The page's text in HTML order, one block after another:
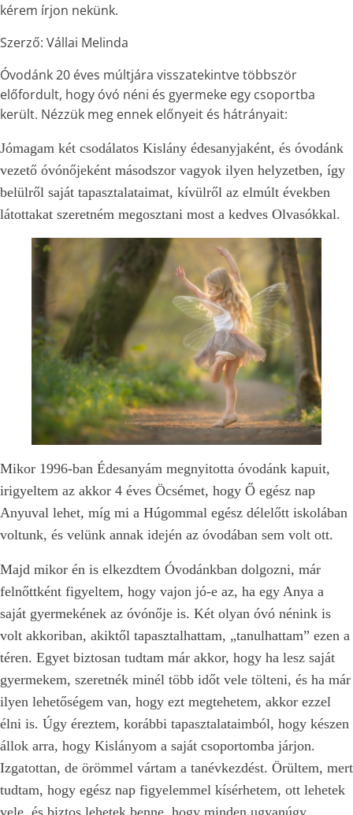
kérem írjon nekünk.
Szerző: Vállai Melinda
Óvodánk 20 éves múltjára visszatekintve többször
előfordult, hogy óvó néni és gyermeke egy csoportba
került. Nézzük meg ennek előnyeit és hátrányait:
Jómagam két csodálatos Kislány édesanyjaként, és óvodánk
vezető óvónőjeként másodszor vagyok ilyen helyzetben, így
belülről saját tapasztalataimat, kívülről az elmúlt években
látottakat szeretném megosztani most a kedves Olvasókkal.
Mikor 1996-ban Édesanyám megnyitotta óvodánk kapuit,
irigyeltem az akkor 4 éves Öcsémet, hogy Ő egész nap
Anyuval lehet, míg mi a Húgommal egész délelőtt iskolában
voltunk, és velünk annak idején az óvodában sem volt ott.
Majd mikor én is elkezdtem Óvodánkban dolgozni, már
felnőttként figyeltem, hogy vajon jó-e az, ha egy Anya a
saját gyermekének az óvónője is. Két olyan óvó nénink is
volt akkoriban, akiktől tapasztalhattam, „tanulhattam” ezen a
téren. Egyet biztosan tudtam már akkor, hogy ha lesz saját
gyermekem, szeretnék minél több időt vele tölteni, és ha már
ilyen lehetőségem van, hogy ezt megtehetem, akkor ezzel
élni is. Úgy éreztem, korábbi tapasztalataimból, hogy készen
állok arra, hogy Kislányom a saját csoportomba járjon.
Izgatottan, de örömmel vártam a tanévkezdést. Örültem, mert
tudtam, hogy egész nap figyelemmel kísérhetem, ott lehetek
vele, és biztos lehetek benne, hogy minden ugyanúgy